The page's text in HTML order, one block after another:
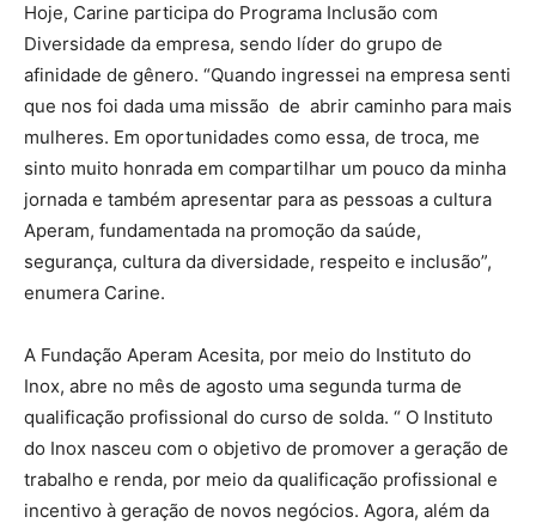
Hoje, Carine participa do Programa Inclusão com
Diversidade da empresa, sendo líder do grupo de
afinidade de gênero. “Quando ingressei na empresa senti
que nos foi dada uma missão de abrir caminho para mais
mulheres. Em oportunidades como essa, de troca, me
sinto muito honrada em compartilhar um pouco da minha
jornada e também apresentar para as pessoas a cultura
Aperam, fundamentada na promoção da saúde,
segurança, cultura da diversidade, respeito e inclusão”,
enumera Carine.
A Fundação Aperam Acesita, por meio do Instituto do
Inox, abre no mês de agosto uma segunda turma de
qualificação profissional do curso de solda. “ O Instituto
do Inox nasceu com o objetivo de promover a geração de
trabalho e renda, por meio da qualificação profissional e
incentivo à geração de novos negócios. Agora, além da